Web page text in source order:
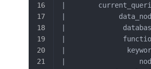
|
|
|
|
|
|